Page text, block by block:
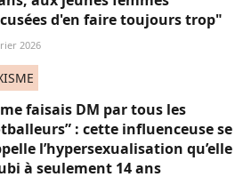
d'en faire toujours trop"
2026
me faisais DM par tous les
: cette influenceuse se
l’hypersexualisation qu’elle
à seulement 14 ans